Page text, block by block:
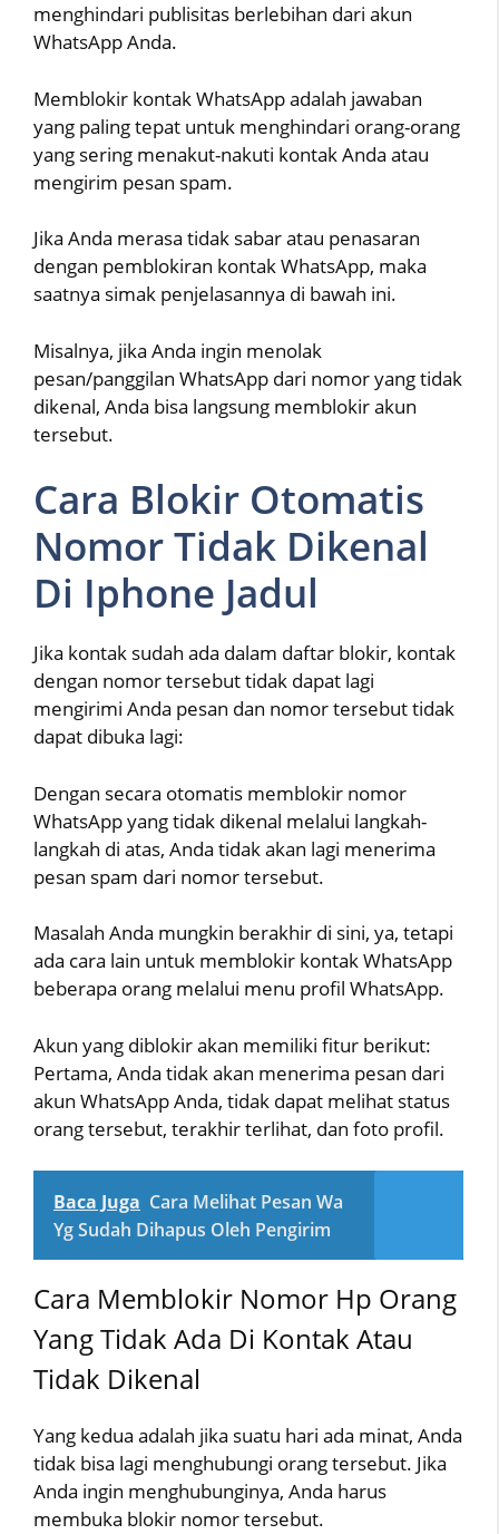
menghindari publisitas berlebihan dari akun
WhatsApp Anda.
Memblokir kontak WhatsApp adalah jawaban
yang paling tepat untuk menghindari orang-orang
yang sering menakut-nakuti kontak Anda atau
mengirim pesan spam.
Jika Anda merasa tidak sabar atau penasaran
dengan pemblokiran kontak WhatsApp, maka
saatnya simak penjelasannya di bawah ini.
Misalnya, jika Anda ingin menolak
pesan/panggilan WhatsApp dari nomor yang tidak
dikenal, Anda bisa langsung memblokir akun
tersebut.
Cara Blokir Otomatis
Nomor Tidak Dikenal
Di Iphone Jadul
Jika kontak sudah ada dalam daftar blokir, kontak
dengan nomor tersebut tidak dapat lagi
mengirimi Anda pesan dan nomor tersebut tidak
dapat dibuka lagi:
Dengan secara otomatis memblokir nomor
WhatsApp yang tidak dikenal melalui langkah-
langkah di atas, Anda tidak akan lagi menerima
pesan spam dari nomor tersebut.
Masalah Anda mungkin berakhir di sini, ya, tetapi
ada cara lain untuk memblokir kontak WhatsApp
beberapa orang melalui menu profil WhatsApp.
Akun yang diblokir akan memiliki fitur berikut:
Pertama, Anda tidak akan menerima pesan dari
akun WhatsApp Anda, tidak dapat melihat status
orang tersebut, terakhir terlihat, dan foto profil.
Baca Juga Cara Melihat Pesan Wa
Yg Sudah Dihapus Oleh Pengirim
Cara Memblokir Nomor Hp Orang
Yang Tidak Ada Di Kontak Atau
Tidak Dikenal
Yang kedua adalah jika suatu hari ada minat, Anda
tidak bisa lagi menghubungi orang tersebut. Jika
Anda ingin menghubunginya, Anda harus
membuka blokir nomor tersebut.